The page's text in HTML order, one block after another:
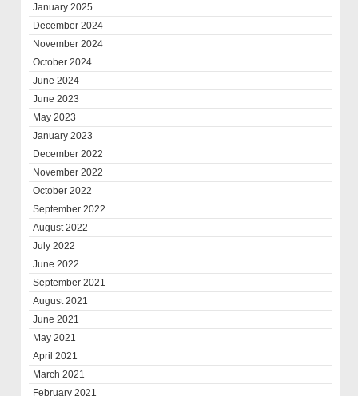
January 2025
December 2024
November 2024
October 2024
June 2024
June 2023
May 2023
January 2023
December 2022
November 2022
October 2022
September 2022
August 2022
July 2022
June 2022
September 2021
August 2021
June 2021
May 2021
April 2021
March 2021
February 2021